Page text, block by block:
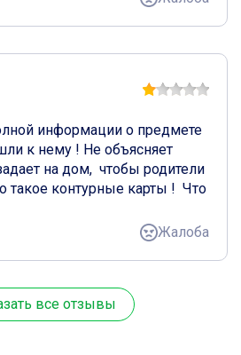
информации о предмете
к нему ! Не объясняет
на дом,  чтобы родители
такое контурные карты !  Что
Жалоба
все отзывы